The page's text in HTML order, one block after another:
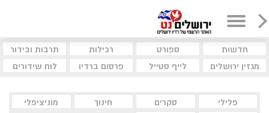
חדשות ספורט רכילות
תרבות ובידור
מגזין ירושלים
לייף סטייל פרסום ברדיו לוח שידורים
פלילי סקרים חינוך
מוניציפלי